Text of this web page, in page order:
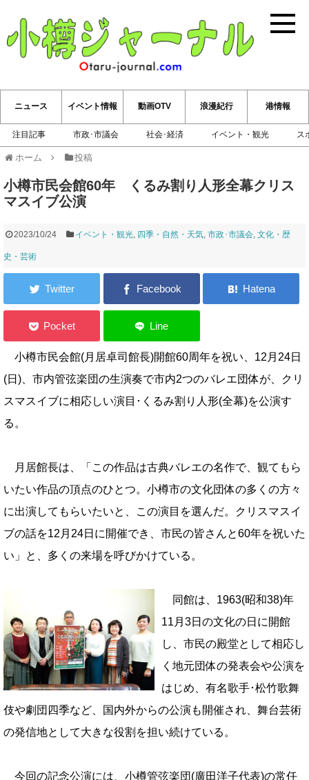
小樽ジ
ニュース
注目記事 市政･市議会 社会･経済 イベント・観光 ス
イベント情報 動画OTV 浪漫紀行 港情報
ホーム 投稿
小樽市民会館60年 くるみ割り人形全幕クリス
マスイブ公演
2023/10/24 イベント・観光 四季・自然・天気 ,市政･市議会 ,文化・歴
史・芸術
小樽市民会館(月居卓司館長)開館60周年を祝い、12月24日
(日)、市内管弦楽団の生演奏で市内2つのバレエ団体が、クリ
スマスイ ブに相応しい演目･くるみ割り人形(全幕)を公演す
る。
月居館長は、「この作品は古典バレエの名作で、観てもら
いたい作品の頂点のひとつ。 小樽市の文化団体の多くの方々
に出演してもらいたいと、この演目を選んだ。クリスマスイ
ブの話を12月24日に開催でき、市民の皆さんと60年を祝いた
い」と、多くの来場を呼びかけている。
同館は、1963(昭和38)年
11月3日の文化の日に開館
し、市民の殿堂として相応し
く 地元団体の発表会や公演を
はじめ、有名歌手･松竹歌舞
伎や劇団四季など、国内外からの公演も開催され、舞台芸術
の発信地として大きな役割を担い続けている。
今回の記念公演には、小樽管弦楽団(廣田洋子代表)の常任